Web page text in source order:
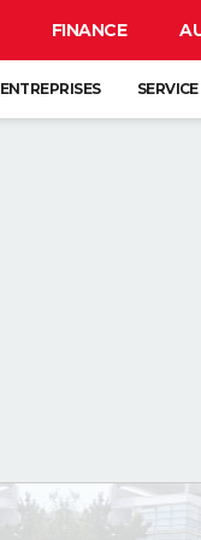
FINANCE
ENTREPRISES